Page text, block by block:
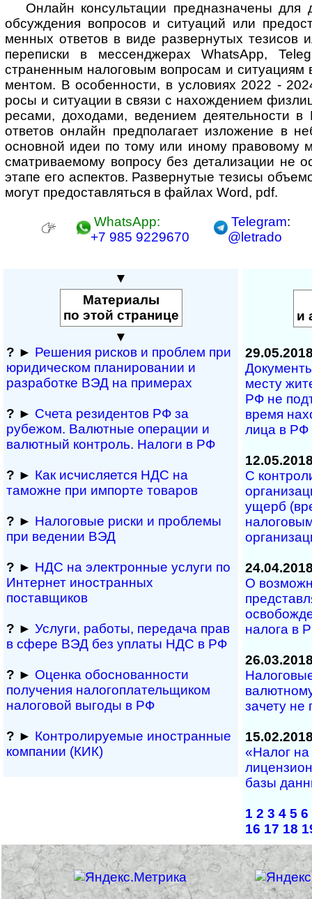
Онлайн кон­суль­тации пред­наз­на­чены для
обсуж­де­ния воп­ро­сов и ситу­а­ций или
мен­ных отве­тов в виде раз­вер­нутых тези­сов
пере­писки в мессен­джерах WhatsApp,
странен­ным нало­говым воп­росам и
мен­том. В особен­ности, в усло­виях 2022 -
росы и ситу­ации в связи с нахож­де­нием
ресами, дохо­дами, веде­нием деятель­ности
отве­тов онлайн пред­по­ла­гает изло­жение в
основ­ной идеи по тому или иному право­вому
смат­ри­ва­е­мому воп­росу без дета­ли­зации не
этапе его аспек­тов. Развер­нутые тезисы
могут предо­став­ляться в фай­лах Word, pdf.
WhatsApp:
+7 985 9229670
Telegram:
@letrado
▼
Материалы
по этой странице
▼
? ► Решения рисков и про­блем при
юридичес­ком планирова­нии и
разра­ботке ВЭД на примерах
? ► Счета резидентов РФ за
рубежом. Валютные операции и
валютный контроль. Налоги в РФ
? ► Как исчисляется НДС на
таможне при импорте товаров
? ► Налоговые риски и проблемы
при ведении ВЭД
? ► НДС на электронные услуги по
Интернет иностранных
поставщиков
? ► Услуги, работы, пе­ре­да­ча прав
в сфере ВЭД без уплаты НДС в РФ
? ► Оценка обосно­ванности
получения налогоплательщиком
налоговой выгоды в РФ
? ► Контролируемые иностранные
компании (КИК)
и
месту
РФ не
время
лица в РФ
С
ущерб
О
налога в
зачету не
«Налог
базы
1 2 3 4 5 6
16 17 18